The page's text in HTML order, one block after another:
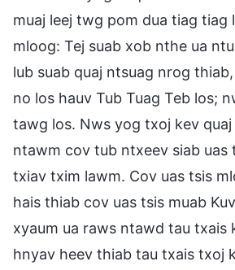
muaj leej twg pom dua tiag tiag
mloog: Tej suab xob nthe ua
lub suab quaj ntsuag nrog
no los hauv Tub Tuag Teb los;
tawg los. Nws yog txoj kev quaj
ntawm cov tub ntxeev siab uas
txiav txim lawm. Cov uas tsis
hais thiab cov uas tsis muab
xyaum ua raws ntawd tau txais
hnyav heev thiab tau txais txoj